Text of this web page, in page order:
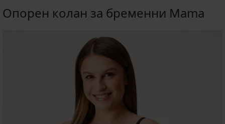
Опорен колан за бременни Mama